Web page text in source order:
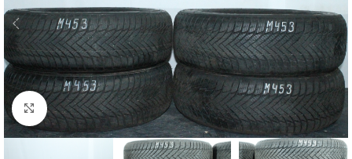
Zum Vergrößern klicken